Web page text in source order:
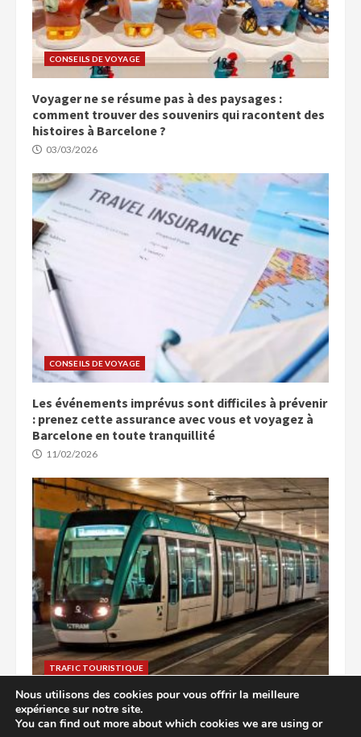
CONSEILS DE VOYAGE
Voyager ne se résume pas à des paysages :
comment trouver des souvenirs qui racontent des
histoires à Barcelone ?
03/03/2026
CONSEILS DE VOYAGE
Les événements imprévus sont difficiles à prévenir
: prenez cette assurance avec vous et voyagez à
Barcelone en toute tranquillité
11/02/2026
TRAFIC TOURISTIQUE
Explorez Barcelone : accès facile aux attractions
cachées en transports en commun
Nous utilisons des cookies pour vous offrir la meilleure
expérience sur notre site.
You can find out more about which cookies we are using or